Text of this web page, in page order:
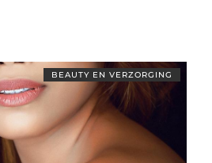
BEAUTY EN VERZORGING